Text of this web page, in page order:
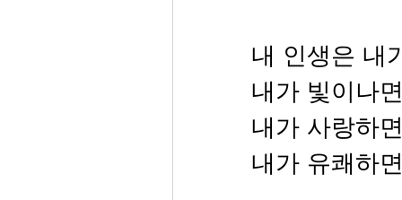
내 인생은
내가 빛이나
내가 사랑하
내가 유쾌하